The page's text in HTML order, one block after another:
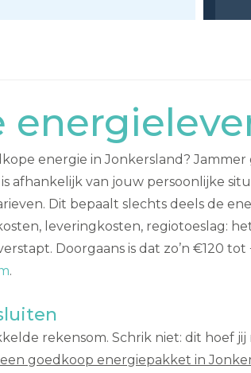
energie in Jonkersland?
afhankelijk van jouw persoonlijke
Dit bepaalt slechts deels de
leveringkosten, regiotoeslag:
Doorgaans is dat zo’n €120
.
rekensom. Schrik niet: dit hoef
goedkoop energiepakket in